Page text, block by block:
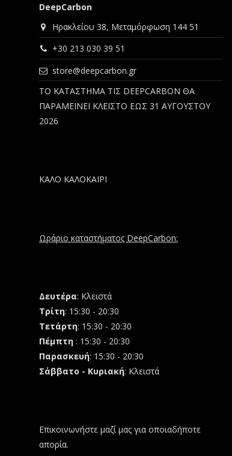
DeepCarbon
Ηρακλείου 38, Μεταμόρφωση 144 51
+30 213 030 39 51
store@deepcarbon.gr
ΤΟ ΚΑΤΑΣΤΗΜΑ ΤΙΣ DEEPCARBON ΘΑ
ΠΑΡΑΜΕΙΝΕΙ ΚΛΕΙΣΤΟ ΕΩΣ 31 ΑΥΓΟΥΣΤΟΥ
2026
ΚΑΛΟ ΚΑΛΟΚΑΙΡΙ
Ωράριο καταστήματος DeepCarbon:
Δευτέρα: Κλειστά
Τρίτη: 15:30 - 20:30
Τετάρτη: 15:30 - 20:30
Πέμπτη : 15:30 - 20:30
Παρασκευή: 15:30 - 20:30
Σάββατο - Κυριακή: Κλειστά
Επικοινωνήστε μαζί μας για οποιαδήποτε
απορία.